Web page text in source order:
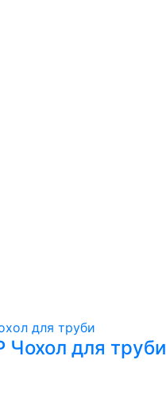
Чохол для труби